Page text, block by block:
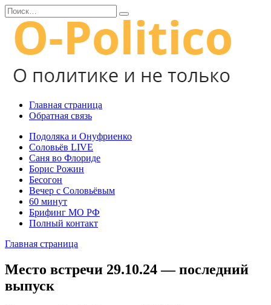
Перейти
к
содержанию
Search
for:
Главная страница
Обратная связь
Подоляка и Онуфриенко
Соловьёв LIVE
Саня во Флориде
Борис Рожин
Бесогон
Вечер с Соловьёвым
60 минут
Брифинг МО РФ
Полный контакт
Главная страница
Место встречи 29.10.24 — последний
выпуск